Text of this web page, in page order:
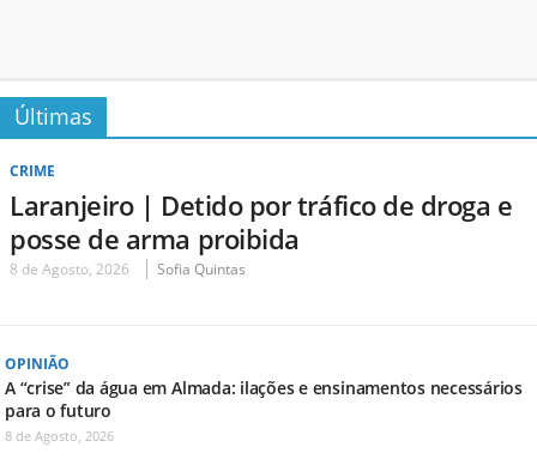
Últimas
CRIME
Laranjeiro | Detido por tráfico de droga e
posse de arma proibida
8 de Agosto, 2026 Sofia Quintas
OPINIÃO
A “crise” da água em Almada: ilações e ensinamentos necessários
para o futuro
8 de Agosto, 2026